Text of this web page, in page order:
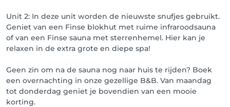
Dank jullie wel voor jullie begrip.
Unit 2: In deze unit worden de nieuwste snufjes gebruikt.
Geniet van een Finse blokhut met ruime infraroodsauna
of van een Finse sauna met sterrenhemel. Hier kan je
relaxen in de extra grote en diepe spa!
Geen zin om na de sauna nog naar huis te rijden? Boek
een overnachting in onze gezellige B&B. Van maandag
tot donderdag geniet je bovendien van een mooie
korting.